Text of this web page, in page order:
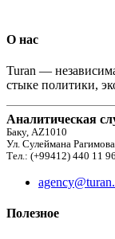
О нас
Turan —
стыке политики,
Аналитическая
Баку, AZ1010
Ул. Сулеймана
Тел.: (+99412) 440 11 96
Полезное